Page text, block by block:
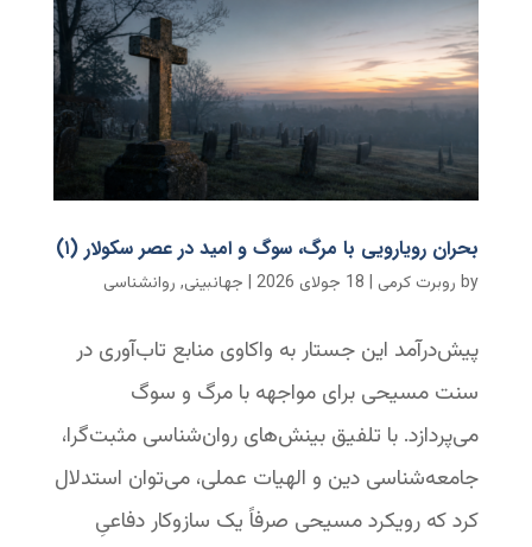
بحران رویارویی با مرگ، سوگ و امید در عصر سکولار (۱)
by روبرت کرمی | 18 جولای 2026 | جهانبینی, روانشناسی
پیش‌درآمد این جستار به واکاوی منابع تاب‌آوری در
سنت مسیحی برای مواجهه با مرگ و سوگ
می‌پردازد. با تلفیق بینش‌های روان‌شناسی مثبت‌گرا،
جامعه‌شناسی دین و الهیات عملی، می‌توان استدلال
کرد که رویکرد مسیحی صرفاً یک سازوکار دفاعیِ